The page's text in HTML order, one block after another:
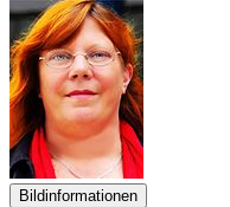
Bildinformationen